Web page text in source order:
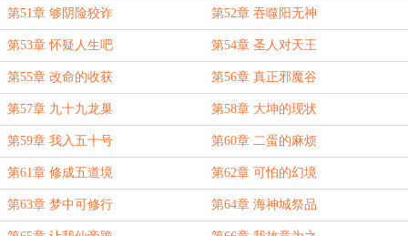
第51章 够阴险狡诈 第52章 吞噬阳无神
第53章 怀疑人生吧 第54章 圣人对天王
第55章 改命的收获 第56章 真正邪魔谷
第57章 九十九龙巢 第58章 大坤的现状
第59章 我入五十号 第60章 二蛋的麻烦
第61章 修成五道境 第62章 可怕的幻境
第63章 梦中可修行 第64章 海神城祭品